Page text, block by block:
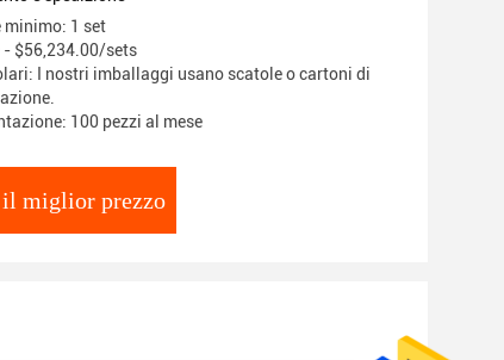
1 set
- $56,234.00/sets
I nostri imballaggi usano scatole o cartoni di
100 pezzi al mese
miglior prezzo